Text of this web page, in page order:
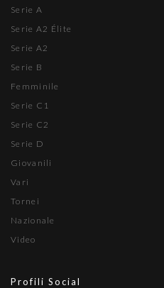
Serie A
Serie A2 Élite
Serie A2
Serie B
Femminile
Serie C1
Serie C2
Serie D
Giovanili
Vari
Tornei
Nazionale
Video
Profili Social